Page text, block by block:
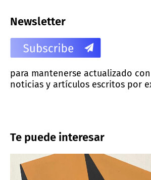
Newsletter
para mantenerse actualizado
noticias y artículos escritos por
Te puede interesar